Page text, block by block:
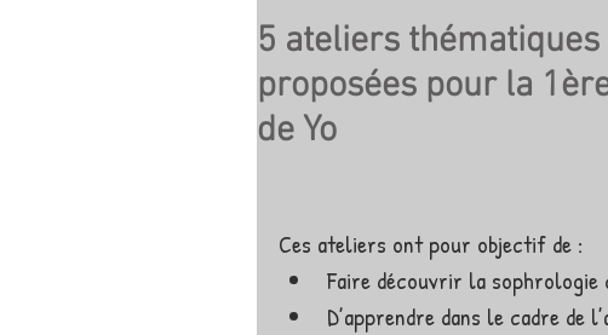
5 ateliers
proposées pour la
de Yo
Ces ateliers ont pour objectif de :
Faire découvrir la
D’apprendre dans le cadre de